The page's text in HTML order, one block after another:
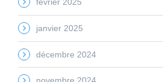
février 2025
janvier 2025
décembre 2024